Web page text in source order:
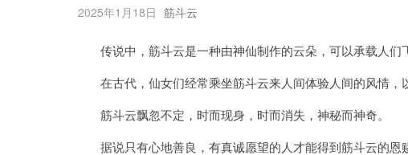
2025年1月18日 筋斗云
传说中，筋斗云是一种由神仙制作的云朵，可以承载人们
在古代，仙女们经常乘坐筋斗云来人间体验人间的风情，
筋斗云飘忽不定，时而现身，时而消失，神秘而神奇。
据说只有心地善良，有真诚愿望的人才能得到筋斗云的恩赐